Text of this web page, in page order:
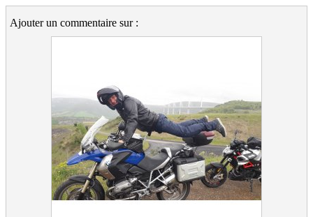
Ajouter un commentaire sur :